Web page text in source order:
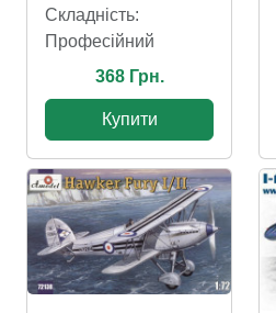
Складність:
Професійний
368 Грн.
Купити